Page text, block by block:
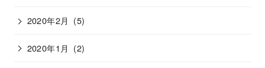
2020年2月 (5)
2020年1月 (2)